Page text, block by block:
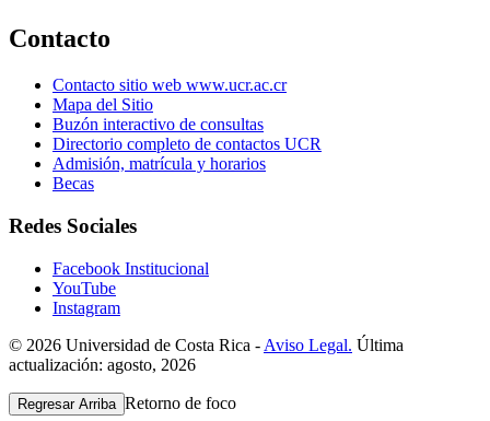
Contacto
Contacto sitio web www.ucr.ac.cr
Mapa del Sitio
Buzón interactivo de consultas
Directorio completo de contactos UCR
Admisión, matrícula y horarios
Becas
Redes Sociales
Facebook Institucional
YouTube
Instagram
© 2026 Universidad de Costa Rica - Aviso Legal. Última
actualización: agosto, 2026
Regresar Arriba Retorno de foco